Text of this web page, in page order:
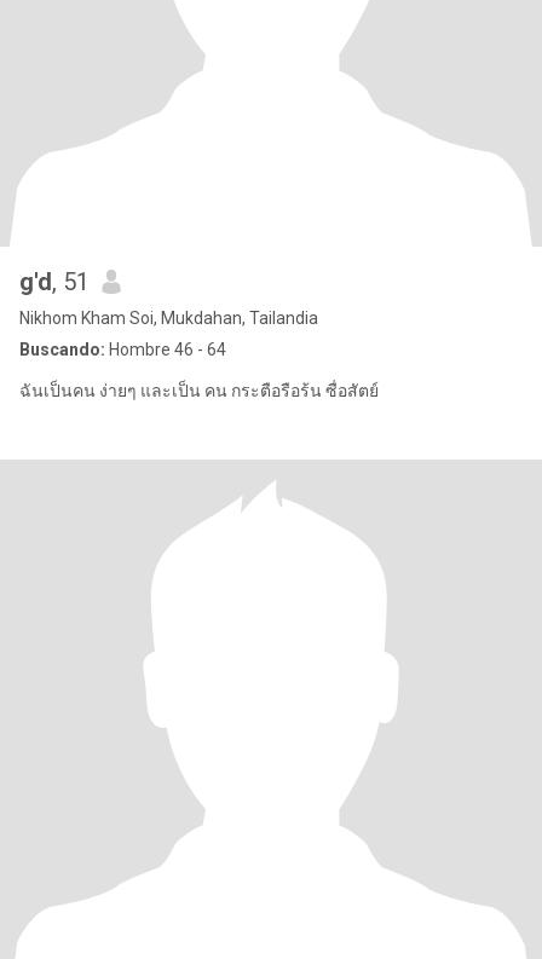
g'd, 51
Nikhom Kham Soi, Mukdahan, Tailandia
Buscando: Hombre 46 - 64
ฉันเป็นคน ง่ายๆ และเป็น คน กระตือรือร้น ซื่อสัตย์